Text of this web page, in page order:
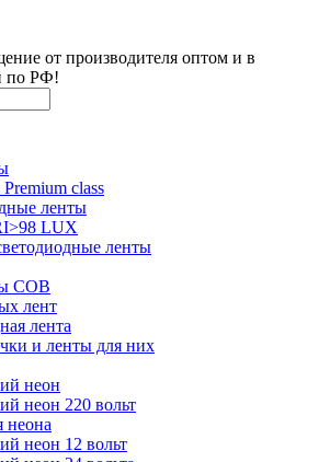
от производителя оптом и в
по РФ!
class
ленты
LUX
ленты
COB
лент
лента
и ленты для них
неон
неон 220 вольт
неона
неон 12 вольт